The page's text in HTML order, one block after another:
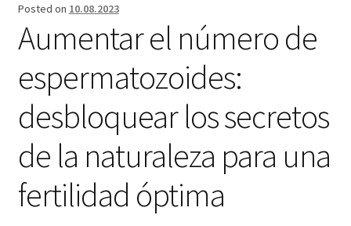
Solución barata
Viaje romántico.
Faire la fête
Comment choisir?
Posted on 10.08.2023
Aumentar el número de
espermatozoides:
desbloquear los secretos
de la naturaleza para una
fertilidad óptima